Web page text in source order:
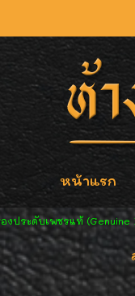
หน้าแรก
งประดับเพชรแท้ (Genuine